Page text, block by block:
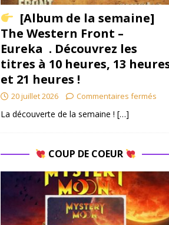
[Album de la semaine]
The Western Front –
Eureka . Découvrez les
titres à 10 heures, 13
et 21 heures !
20 juillet 2026 Commentaires fermés
La découverte de la semaine ! […]
COUP DE COEUR